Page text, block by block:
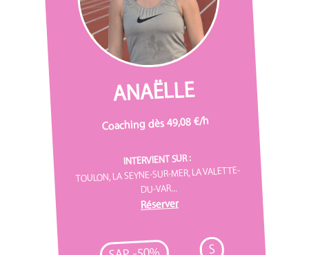
ANAËLLE
Coaching dès 49,08 €/h
INTERVIENT SUR :
TOULON, LA SEYNE-SUR-MER, LA VALETTE-
DU-VAR...
Réserver
S